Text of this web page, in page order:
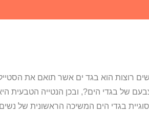
רוצות הוא בגד ים אשר תואם את
של בגדי הים?, ובכן הנטייה הטבעית
בגדי הים המשיכה הראשונית של